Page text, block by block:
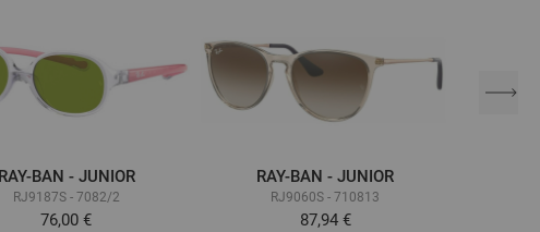
RAY-BAN - JUNIOR
RJ9187S - 7082/2
76,00 €
RAY-BAN - JUNIOR
RJ9060S - 710813
87,94 €